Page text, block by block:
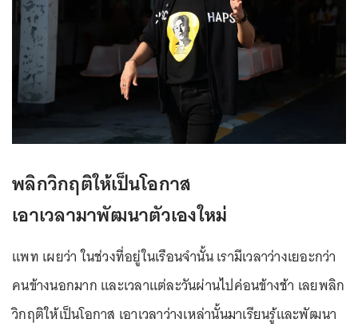
พลิกวิกฤติให้เป็นโอกาส
เอาเวลามาพัฒนาตัวเองใหม่
แพท เผยว่า ในช่วงที่อยู่ในเรือนจำนั้น เรามีเวลาว่างเยอะกว่า
คนข้างนอกมาก และเวลาแต่ละวันผ่านไปค่อนข้างช้า เลยพลิก
วิกฤติให้เป็นโอกาส เอาเวลาว่างเหล่านั้นมาเรียนรู้และพัฒนา